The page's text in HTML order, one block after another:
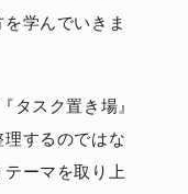
学んでいきま
タスク置き場』
するのではな
ーマを取り上